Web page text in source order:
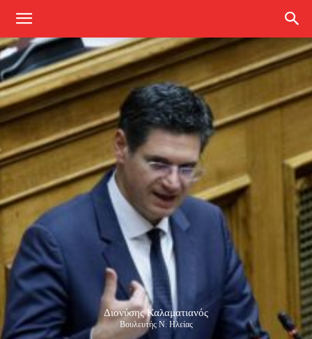
Διονύσης Καλαματιανός
Βουλευτής Ν. Ηλείας